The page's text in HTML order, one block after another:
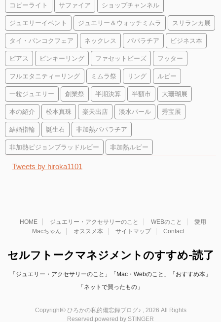
コピーライト サファイア ショップチャンネル
ジュエリーイベント ジュエリー＆ウォッチミムラ スリランカ展
タイ・バンコクフェア ネックレス パパラチア ビジネス本
ピアス ピンキーリング ファセットビーズ フッター
フルエタニティーリング ミムラ祭 リング ルビー
一粒ジュエリー 創業祭 半期決算 半額市 大珊瑚展
本の紹介 松本真珠 楽天出店 淡水パール 秀宝展
結婚指輪 誕生石 非加熱パパラチア
非加熱ピジョンブラッドルビー 非加熱ルビー
Tweets by hiroka1101
HOME ジュエリー・アクセサリーのこと WEBのこと
愛用
Macちゃん
オススメ本 サイトマップ Contact
セルフトークマネジメントのすすめ-読了
「ジュエリー・アクセサリーのこと」「Mac・Webのこと」「おすすめ本」
「ネットで買ったもの」
Copyright© ひろかの私的備忘録ブログ♪ , 2026 All Rights
Reserved.powered by STINGER